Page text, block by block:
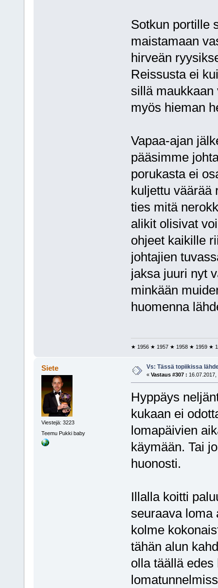
Sotkun portille
maistamaan
hirveän
Reissusta ei
sillä
myös hieman
Vapaa-ajan
pääsimme
porukasta ei
kuljettu väärää
ties mitä
alikit olisivat
ohjeet kaikille
johtajien
jaksa juuri nyt
minkään
huomenna
★ 1956 ★ 1957 ★ 1958 ★ 1959 ★
Siete
Viestejä: 3223
Teemu Pukki baby
Vs: Tässä topiikissa
« Vastaus #307 : 16.07.2017,
Hyppäys
kukaan ei
lomapäivien
käymään. Tai
huonosti.
Illalla koitti
seuraava loma
kolme
tähän alun
olla täällä